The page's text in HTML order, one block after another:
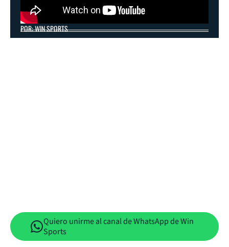
POR: WIN SPORTS
Quiero unirme al canal de WhatsApp de Win
Sports